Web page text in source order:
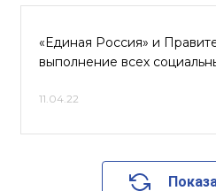
«Единая Россия» и
выполнение всех
11.04.22